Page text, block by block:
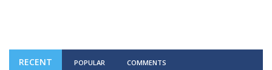
RECENT POPULAR COMMENTS